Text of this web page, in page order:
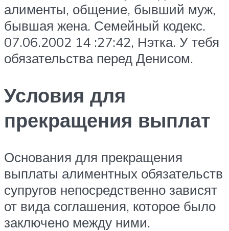
алименты, общение, бывший муж,
бывшая жена. Семейный кодекс.
07.06.2002 14 :27:42, Нэтка. У тебя
обязательства перед Денисом.
Условия для
прекращения выплат
Основания для прекращения
выплаты алиментных обязательств
супругов непосредственно зависят
от вида соглашения, которое было
заключено между ними.